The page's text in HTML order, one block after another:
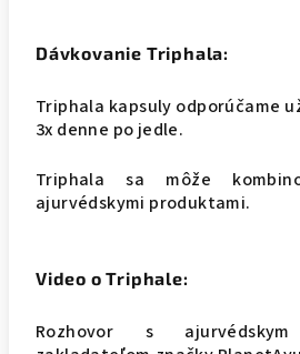
Dávkovanie Triphala:
Triphala kapsuly odporúčame
3x denne po jedle.
Triphala sa môže
ajurvédskymi produktami.
Video o Triphale:
Rozhovor s